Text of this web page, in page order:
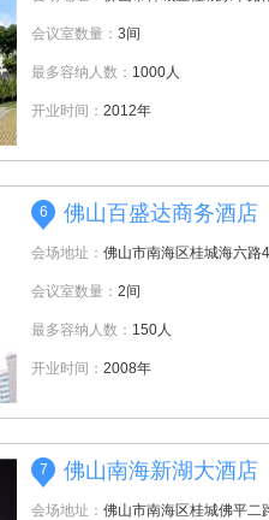
会议室数量： 3间
最多容纳人数： 1000人
开业时间： 2012年
6 佛山百盛达商务酒店
会场地址： 佛山市南海区桂城海六路
会议室数量： 2间
最多容纳人数： 150人
开业时间： 2008年
7 佛山南海新湖大酒店
会场地址： 佛山市南海区桂城佛平二